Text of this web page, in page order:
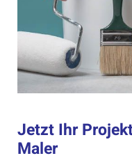
Jetzt Ihr
Maler